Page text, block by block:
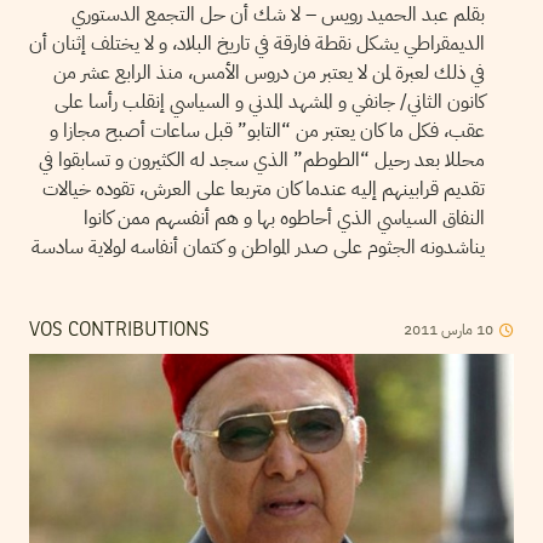
بقلم عبد الحميد رويس – لا شك أن حل التجمع الدستوري
الديمقراطي يشكل نقطة فارقة في تاريخ البلاد، و لا يختلف إثنان أن
في ذلك لعبرة لمن لا يعتبر من دروس الأمس، منذ الرابع عشر من
كانون الثاني/ جانفي و المشهد المدني و السياسي إنقلب رأسا على
عقب، فكل ما كان يعتبر من “التابو” قبل ساعات أصبح مجازا و
محللا بعد رحيل “الطوطم” الذي سجد له الكثيرون و تسابقوا في
تقديم قرابينهم إليه عندما كان متربعا على العرش، تقوده خيالات
النفاق السياسي الذي أحاطوه بها و هم أنفسهم ممن كانوا
يناشدونه الجثوم على صدر المواطن و كتمان أنفاسه لولاية سادسة
VOS CONTRIBUTIONS 10 مارس2011